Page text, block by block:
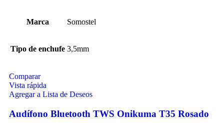
Marca Somostel
Tipo de enchufe 3,5mm
Comparar
Vista rápida
Agregar a Lista de Deseos
Audífono Bluetooth TWS Onikuma T35 Rosado